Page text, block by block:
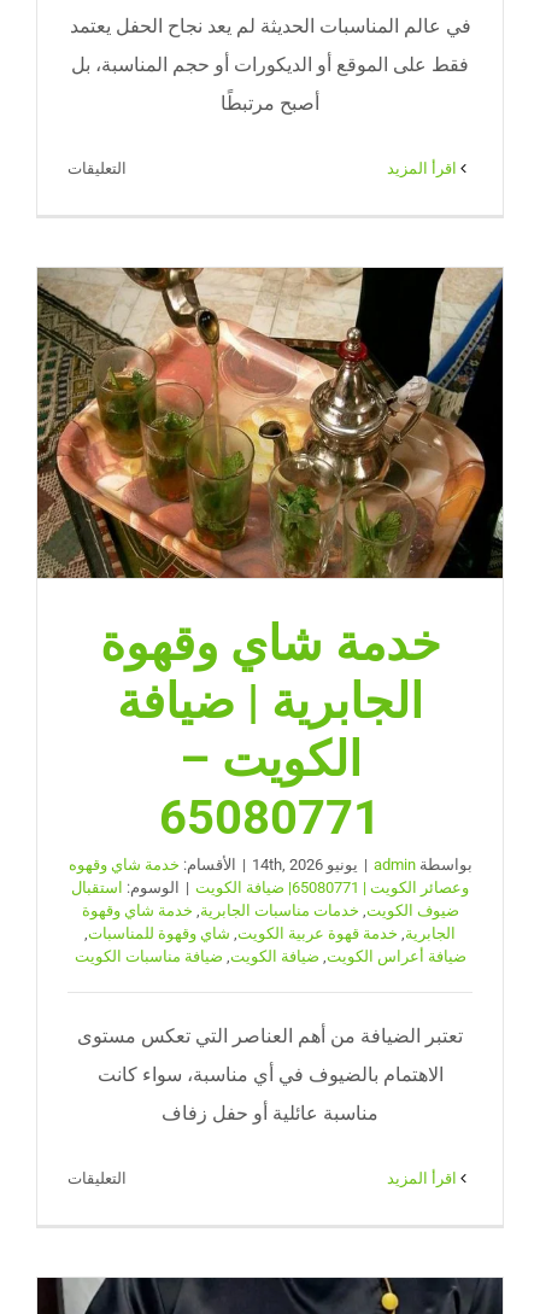
في عالم المناسبات الحديثة لم يعد نجاح الحفل يعتمد
فقط على الموقع أو الديكورات أو حجم المناسبة، بل
أصبح مرتبطًا
التعليقات
السالم
|
ضيافة
الكويت
–
65080771
مغلقة
خدمة شاي وقهوة
الجابرية | ضيافة
الكويت –
65080771
بواسطةadmin
| يونيو 14th, 2026 | الأقسام: خدمة شاي وقهوه
وعصائر الكويت | 65080771| ضيافة الكويت
| الوسوم: استقبال
ضيوف الكويت, خدمات مناسبات الجابرية, خدمة شاي وقهوة
الجابرية, خدمة قهوة عربية الكويت, شاي وقهوة للمناسبات,
ضيافة أعراس الكويت, ضيافة الكويت, ضيافة مناسبات الكويت
تعتبر الضيافة من أهم العناصر التي تعكس مستوى
الاهتمام بالضيوف في أي مناسبة، سواء كانت
مناسبة عائلية أو حفل زفاف
التعليقات
الجابرية